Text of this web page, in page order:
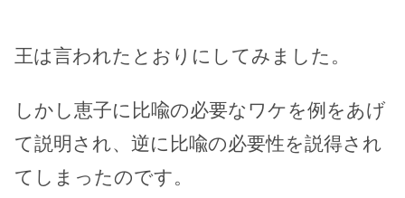
王は言われたとおりにしてみました。
しかし恵子に比喩の必要なワケを例をあげ
て説明され、逆に比喩の必要性を説得され
てしまったのです。